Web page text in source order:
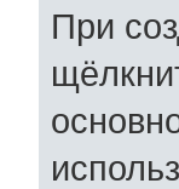
При